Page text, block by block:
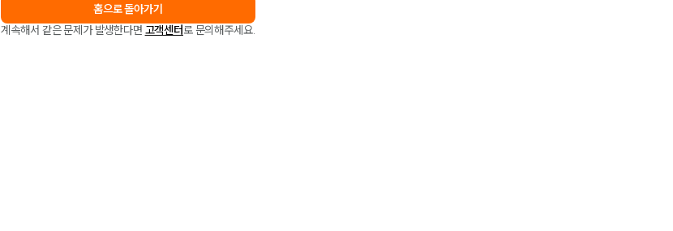
홈으로 돌아가기
계속해서 같은 문제가 발생한다면 고객센터로 문의해주세요.